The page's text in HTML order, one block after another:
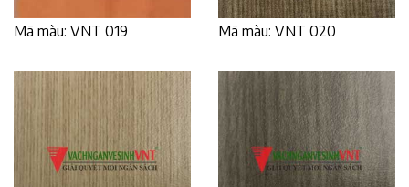
Mã màu: VNT 019 Mã màu: VNT 020